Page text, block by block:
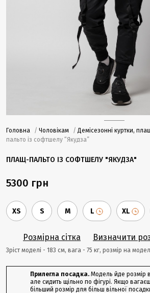
Головна / Чоловікам / Демісезонні куртки,
пальто із софтшелу “Якудза”
ПЛАЩ-ПАЛЬТО ІЗ СОФТШЕЛУ "ЯКУДЗА"
5300 грн
XS S M L XL
Розмірна сітка Визначити
Зріст моделі - 183 cм, вага - 75 кг, розмір на
Прилегла посадка. Модель йде розмір
але сидить щільно по фігурі. Якщо
більший розмір для більш вільної